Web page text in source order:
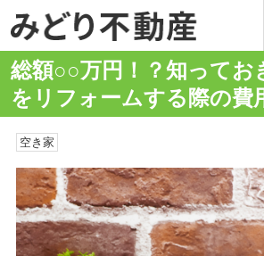
総額○○万円！？知ってお
をリフォームする際の費
空き家